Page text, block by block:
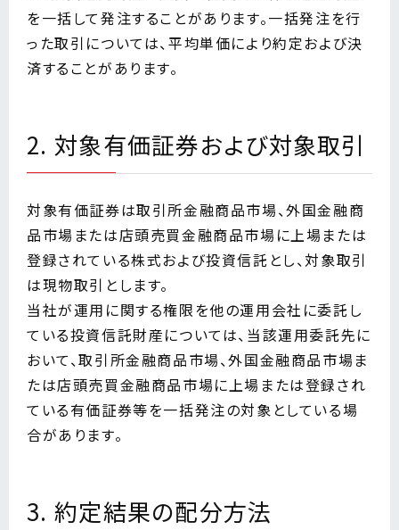
を一括して発注することがあります。一括発注を行
った取引については、平均単価により約定および決
済することがあります。
2. 対象有価証券および対象取引
対象有価証券は取引所金融商品市場、外国金融商
品市場または店頭売買金融商品市場に上場または
登録されている株式および投資信託とし、対象取引
は現物取引とします。
当社が運用に関する権限を他の運用会社に委託し
ている投資信託財産については、当該運用委託先に
おいて、取引所金融商品市場、外国金融商品市場ま
たは店頭売買金融商品市場に上場または登録され
ている有価証券等を一括発注の対象としている場
合があります。
3. 約定結果の配分方法